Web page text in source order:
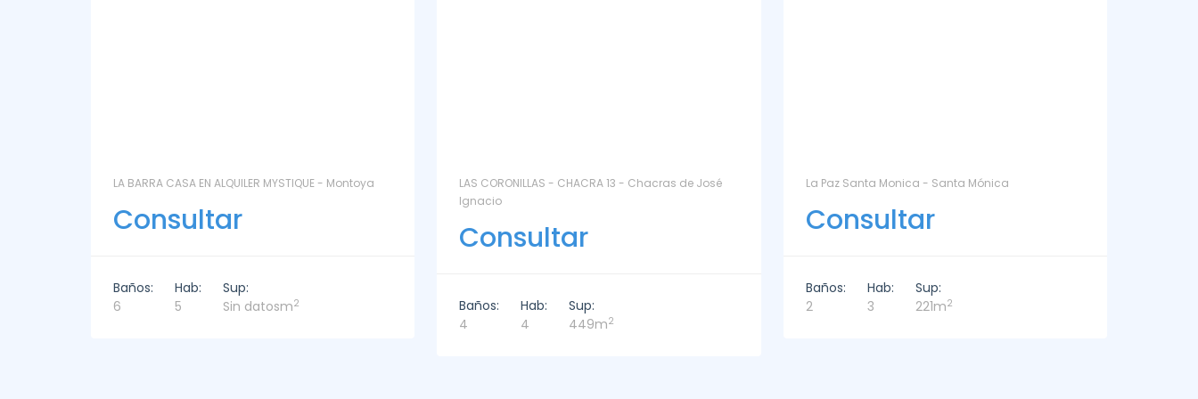
LAS CORONILLAS - CHACRA 13 - Chacras de José
Consultar
Baños:
Hab:
Sup:
La Paz Santa Monica - Santa Mónica
Consultar
2
3
221m
DEPARTAMENTO EN ALQUILER - DELAMAR 209 - La
Consultar
Baños:
Hab:
Sup: